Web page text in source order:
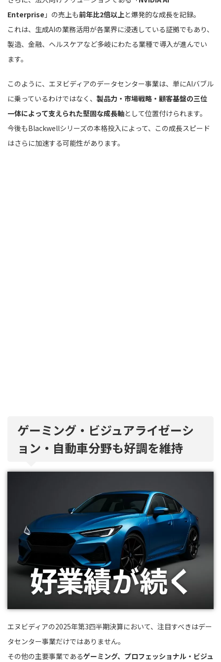
Enterprise 」の売上も前年比2倍以上と爆発的な成長を記録。
これは、生成AIの業務活用が各業界に浸透している証拠でもあり、
製造、金融、ヘルスケアなど多岐にわたる業種で導入が進んでい
ます。
このように、エヌビディアのデータセンター事業は、単にAIバブル
に乗っているわけではなく、 製品力・市場戦略・顧客基盤の三位
一体によって支えられた堅固な成長軸として位置付けられます。
今後もBlackwellシリーズの本格投入によって、この成長スピード
はさらに加速する可能性があります。
ゲーミング・ビジュアライゼーシ
ョン・自動車分野も好調を維持
エヌビディアの2025年第3四半期決算において、注目すべきはデー
タセンター事業だけではありません。
その他の主要事業であるゲーミング、プロフェッショナル・ビジュ